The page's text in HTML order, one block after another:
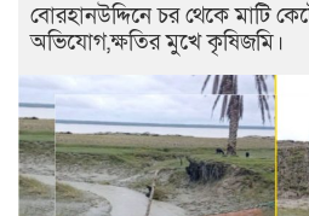
বোরহানউদ্দিনে চর থেকে মাটি
অভিযোগ,ক্ষতির মুখে কৃষিজমি।